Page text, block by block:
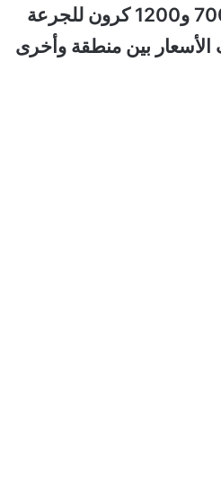
قد يكلف عادة ما بين 700 و1200 كرون للجرعة
الأسعار بين منطقة وأخرى